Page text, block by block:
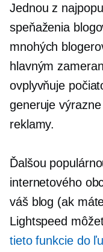
Jednou z
speňaženia
mnohých
hlavným
ovplyvňuje
generuje
reklamy.
Ďalšou
internetového
váš blog (ak
Lightspeed
tieto funkcie do